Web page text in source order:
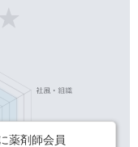
薬剤師会員